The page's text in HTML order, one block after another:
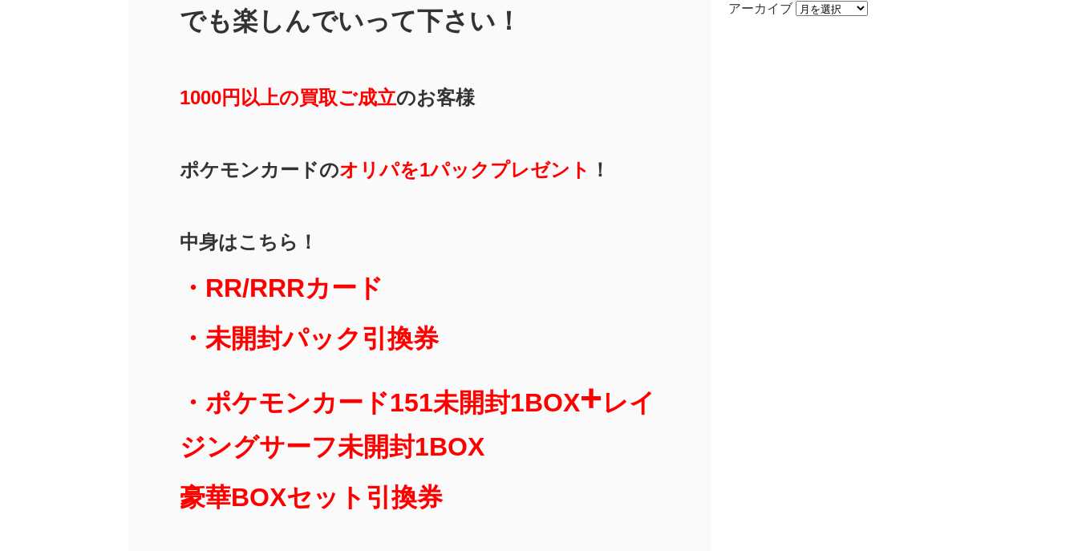
でも楽しんでいって下さい！
1000円以上の買取ご成立のお客様
ポケモンカードのオリパを1パックプレゼント ！
中身はこちら！
・RR/RRRカード
・未開封パック引換券
・ポケモンカード151未開封1BOX+レイ
ジングサーフ未開封1BOX
豪華BOXセット引換券
アーカイブ